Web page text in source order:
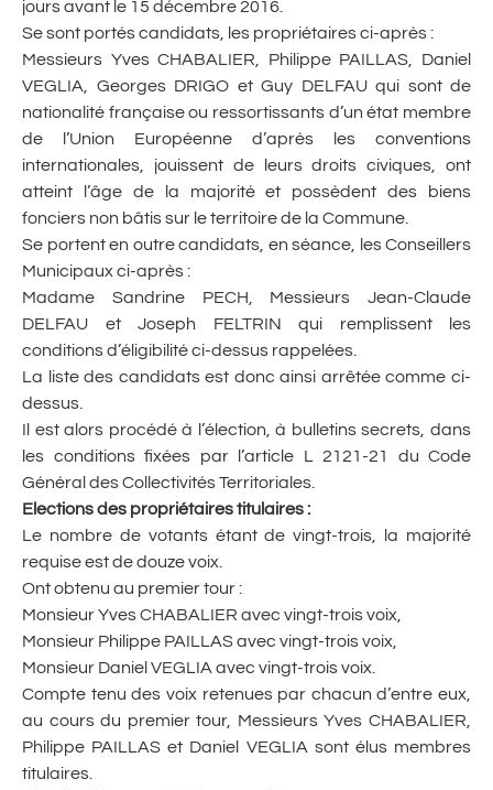
jours avant le 15 décembre 2016.
Se sont portés candidats, les propriétaires ci-après :
Messieurs Yves CHABALIER, Philippe PAILLAS, Daniel
VEGLIA, Georges DRIGO et Guy DELFAU qui sont de
nationalité française ou ressortissants d’un état membre
de l’Union Européenne d’après les conventions
internationales, jouissent de leurs droits civiques, ont
atteint l’âge de la majorité et possèdent des biens
fonciers non bâtis sur le territoire de la Commune.
Se portent en outre candidats, en séance, les Conseillers
Municipaux ci-après :
Madame Sandrine PECH, Messieurs Jean-Claude
DELFAU et Joseph FELTRIN qui remplissent les
conditions d’éligibilité ci-dessus rappelées.
La liste des candidats est donc ainsi arrêtée comme ci-
dessus.
Il est alors procédé à l’élection, à bulletins secrets, dans
les conditions fixées par l’article L 2121-21 du Code
Général des Collectivités Territoriales.
Elections des propriétaires titulaires :
Le nombre de votants étant de vingt-trois, la majorité
requise est de douze voix.
Ont obtenu au premier tour :
Monsieur Yves CHABALIER avec vingt-trois voix,
Monsieur Philippe PAILLAS avec vingt-trois voix,
Monsieur Daniel VEGLIA avec vingt-trois voix.
Compte tenu des voix retenues par chacun d’entre eux,
au cours du premier tour, Messieurs Yves CHABALIER,
Philippe PAILLAS et Daniel VEGLIA sont élus membres
titulaires.